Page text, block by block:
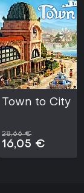
Town to City
28,66 €
16,05 €